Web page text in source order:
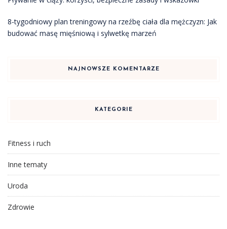
8-tygodniowy plan treningowy na rzeźbę ciała dla mężczyzn: Jak
budować masę mięśniową i sylwetkę marzeń
NAJNOWSZE KOMENTARZE
KATEGORIE
Fitness i ruch
Inne tematy
Uroda
Zdrowie